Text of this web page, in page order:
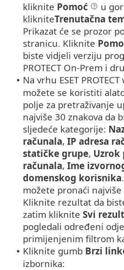
kliknite Pomoć
u
klikniteTrenutačna
Prikazat će se prozor
stranicu. Kliknite
biste vidjeli verziju
PROTECT On-Prem i
• Na vrhu ESET
možete se koristiti
polje za pretraživanje
najviše 30 znakova da
sljedeće kategorije:
računala, IP adresa
statičke grupe,
računala, Ime
domenskog korisnika
možete pronaći
Kliknite rezultat da
zatim kliknite Svi
pogledali određeni
primijenjenim filtrom
• Kliknite gumb Brzi
izbornika: